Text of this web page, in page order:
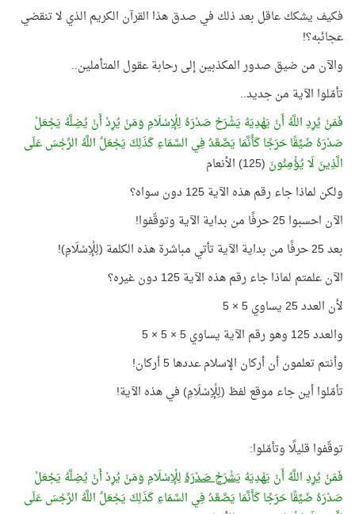
فكيف يشكك عاقل بعد ذلك في صدق هذا القرآن الكريم الذي لا تنقضي
عجائبه؟!
والآن من ضيق صدور المكذبين إلى رحابة عقول المتأملين..
تأمّلوا الآية من جديد..
فَمَنْ يُرِدِ اللَّهُ أَنْ يَهْدِيَهُ يَشْرَحْ صَدْرَهُ لِلْإِسْلَامِ وَمَنْ يُرِدْ أَنْ يُضِلَّهُ يَجْعَلْ
صَدْرَهُ ضَيِّقًا حَرَجًا كَأَنَّمَا يَصَّعَّدُ فِي السَّمَاءِ كَذَلِكَ يَجْعَلُ اللَّهُ الرِّجْسَ عَلَى
الَّذِينَ لَا يُؤْمِنُونَ (125) الأنعام
ولكن لماذا جاء رقم هذه الآية 125 دون سواه؟
الآن احسبوا 25 حرفًا من بداية الآية وتوقّفوا!
بعد 25 حرفًا من بداية الآية تأتي مباشرة هذه الكلمة (لِلْإِسْلَامِ)!
الآن علمتم لماذا جاء رقم هذه الآية 125 دون غيره؟
لأن العدد 25 يساوي 5 × 5
والعدد 125 وهو رقم الآية يساوي 5 × 5 × 5
وأنتم تعلمون أن أركان الإسلام عددها 5 أركان!
تأمّلوا أين جاء موقع لفظ (لِلْإِسْلَامِ) في هذه الآية!
توقّفوا قليلًا وتأمّلوا:
فَمَنْ يُرِدِ اللَّهُ أَنْ يَهْدِيَهُ يَشْرَحْ صَدْرَهُلِلْإِسْلَامِ وَمَنْ يُرِدْ أَنْ يُضِلَّهُ يَجْعَلْ
صَدْرَهُ ضَيِّقًا حَرَجًا كَأَنَّمَا يَصَّعَّدُ فِي السَّمَاءِ كَذَلِكَ يَجْعَلُ اللَّهُ الرِّجْسَ عَلَى